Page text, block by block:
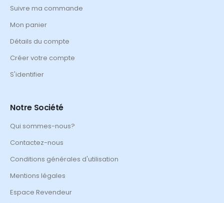
Suivre ma commande
Mon panier
Détails du compte
Créer votre compte
S'identifier
Notre Société
Qui sommes-nous?
Contactez-nous
Conditions générales d'utilisation
Mentions légales
Espace Revendeur